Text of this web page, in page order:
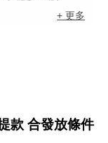
+ 更多
款 合發放條件